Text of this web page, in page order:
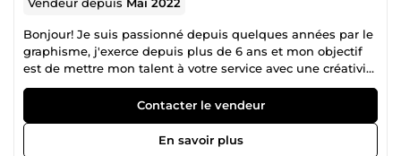
Bonjour! Je suis passionné depuis quelques années par le
graphisme, j'exerce depuis plus de 6 ans et mon objectif
est de mettre mon talent à votre service avec une créativité
impeccable. ✅ Spécialisé dans la création de
Flyers/affiches, logo, kakémono ou tout autre types de
visuels web ou pour impression ✅ Expert photoshop 📞
Disponible et réactif 7j/7 Je mets mon savoir et savoir-faire
Contacter le vendeur
En savoir plus